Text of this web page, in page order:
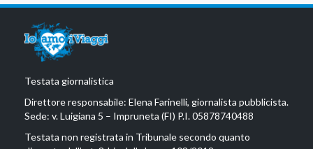
Testata giornalistica
Direttore responsabile: Elena Farinelli, giornalista pubblicista.
Sede: v. Luigiana 5 – Impruneta (FI) P.I. 05878740488
Testata non registrata in Tribunale secondo quanto